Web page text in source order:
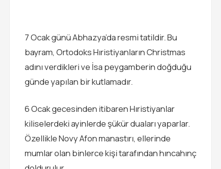
7 Ocak günü Abhazya’da resmi tatildir. Bu
bayram, Ortodoks Hıristiyanların Christmas
adını verdikleri ve İsa peygamberin doğduğu
günde yapılan bir kutlamadır.
6 Ocak gecesinden itibaren Hıristiyanlar
kiliselerdeki ayinlerde şükür duaları yaparlar.
Özellikle Novy Afon manastırı, ellerinde
mumlar olan binlerce kişi tarafından hıncahınç